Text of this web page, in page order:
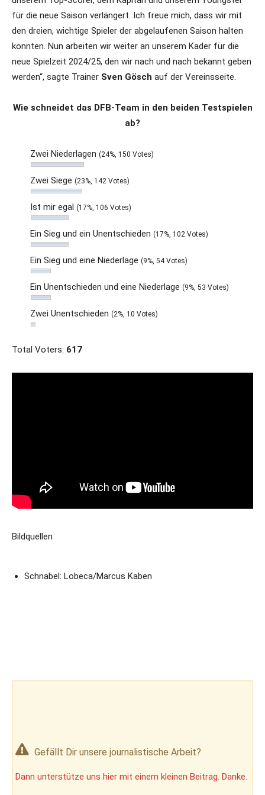
für die neue Saison verlängert. Ich freue mich, dass wir mit
den dreien, wichtige Spieler der abgelaufenen Saison halten
konnten. Nun arbeiten wir weiter an unserem Kader für die
neue Spielzeit 2024/25, den wir nach und nach bekannt geben
werden“, sagte Trainer Sven Gösch auf der Vereinsseite.
Wie schneidet das DFB-Team in den beiden Testspielen
ab?
Zwei Niederlagen (24%, 150 Votes)
Zwei Siege (23%, 142 Votes)
Ist mir egal (17%, 106 Votes)
Ein Sieg und ein Unentschieden (17%, 102 Votes)
Ein Sieg und eine Niederlage (9%, 54 Votes)
Ein Unentschieden und eine Niederlage (9%, 53 Votes)
Zwei Unentschieden (2%, 10 Votes)
Total Voters: 617
Bildquellen
Schnabel: Lobeca/Marcus Kaben
Gefällt Dir unsere journalistische Arbeit?
Dann unterstütze uns hier mit einem kleinen Beitrag. Danke.